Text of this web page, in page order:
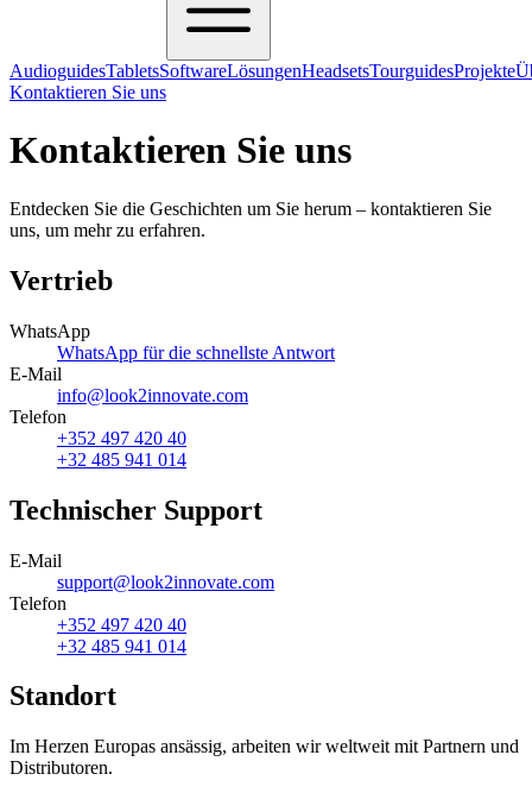
AudioguidesTabletsSoftwareLösungenHeadsetsTourguidesProjekte
Kontaktieren Sie uns
Kontaktieren Sie uns
Entdecken Sie die Geschichten um Sie herum – kontaktieren Sie
uns, um mehr zu erfahren.
Vertrieb
WhatsApp
WhatsApp für die schnellste Antwort
E-Mail
info@look2innovate.com
Telefon
+352 497 420 40
+32 485 941 014
Technischer Support
E-Mail
support@look2innovate.com
Telefon
+352 497 420 40
+32 485 941 014
Standort
Im Herzen Europas ansässig, arbeiten wir weltweit mit Partnern und
Distributoren.